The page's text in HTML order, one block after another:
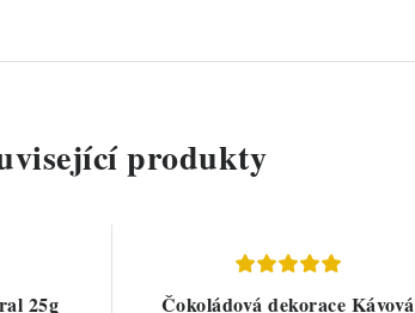
produkty
25g Čokoládová dekorace Kávová